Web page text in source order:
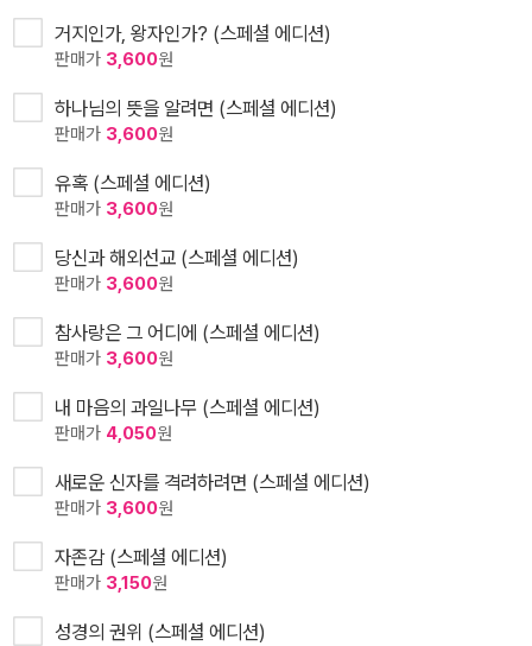
거지인가, 왕자인가? (스페셜 에디션)
판매가 3,600원
하나님의 뜻을 알려면 (스페셜 에디션)
판매가 3,600원
유혹 (스페셜 에디션)
판매가 3,600원
당신과 해외선교 (스페셜 에디션)
판매가 3,600원
참사랑은 그 어디에 (스페셜 에디션)
판매가 3,600원
내 마음의 과일나무 (스페셜 에디션)
판매가 4,050원
새로운 신자를 격려하려면 (스페셜 에디션)
판매가 3,600원
자존감 (스페셜 에디션)
판매가 3,150원
성경의 권위 (스페셜 에디션)